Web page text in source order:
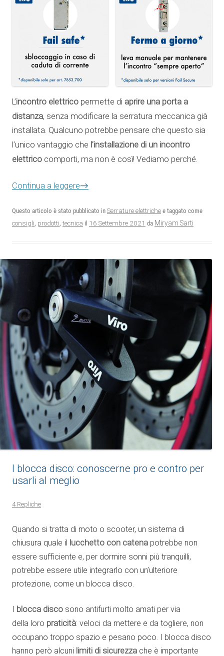
L’incontro elettrico permette di aprire una porta a
distanza, senza modificare la serratura meccanica già
installata. Qualcuno potrebbe pensare che questo sia
l’unico vantaggio che l’installazione di un incontro
elettrico comporti, ma non è così! Vediamo perché.
Continua a leggere→
Questo articolo è stato pubblicato in Serrature elettriche e taggato come
consigli, prodotti, tecnica il 16 Settembre 2021 da Miryam Sarti
I blocca disco: conoscerne pro e contro per
usarli al meglio
4 Repliche
Quando si tratta di moto o scooter, un sistema di
chiusura quale il lucchetto con catena potrebbe non
essere sufficiente e, per dormire sonni più tranquilli,
potrebbe essere utile integrarlo con un’ulteriore
protezione, come un blocca disco.
I blocca disco sono antifurti molto amati per via
della loro praticità: veloci da mettere e da togliere, non
occupano troppo spazio e pesano poco. I blocca disco
hanno però alcuni limiti di sicurezza che è importante